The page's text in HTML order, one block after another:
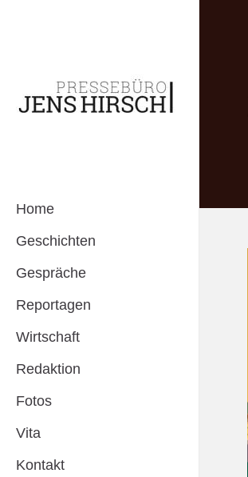
Home
Geschichten
Gespräche
Reportagen
Wirtschaft
Redaktion
Fotos
Vita
Kontakt